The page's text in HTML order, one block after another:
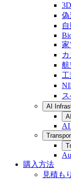
偽
家
航
工
AI
AI
購入方法
見積も